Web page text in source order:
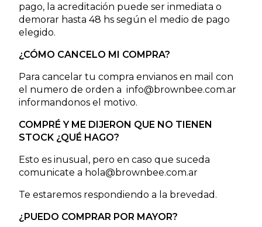
pago, la acreditación puede ser inmediata o
demorar hasta 48 hs según el medio de pago
elegido.
¿CÓMO CANCELO MI COMPRA?
Para cancelar tu compra envianos en mail con
el numero de orden a info@brownbee.com.ar
informandonos el motivo.
COMPRÉ Y ME DIJERON QUE NO TIENEN
STOCK ¿QUÉ HAGO?
Esto es inusual, pero en caso que suceda
comunicate a hola@brownbee.com.ar
Te estaremos respondiendo a la brevedad.
¿PUEDO COMPRAR POR MAYOR?